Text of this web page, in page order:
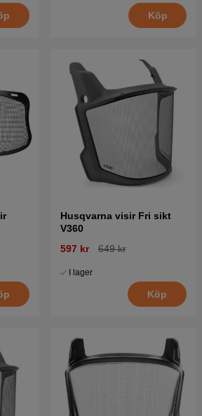
Köp
Husqvarna visir Fri sikt
V360
597 kr
649 kr
I lager
Köp